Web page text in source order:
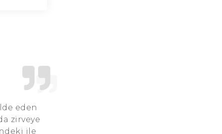
eden
zirveye
ile